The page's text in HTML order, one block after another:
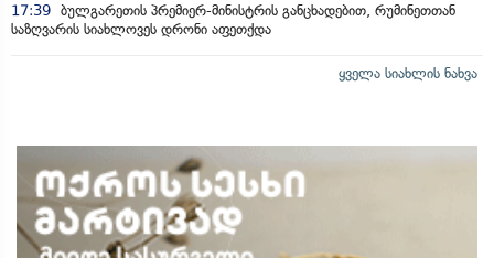
17:39 ბულგარეთის პრემიერ-მინისტრის განცხადებით, რუმინეთთან
საზღვარის სიახლოვეს დრონი აფეთქდა
ყველა სიახლის ნახვა